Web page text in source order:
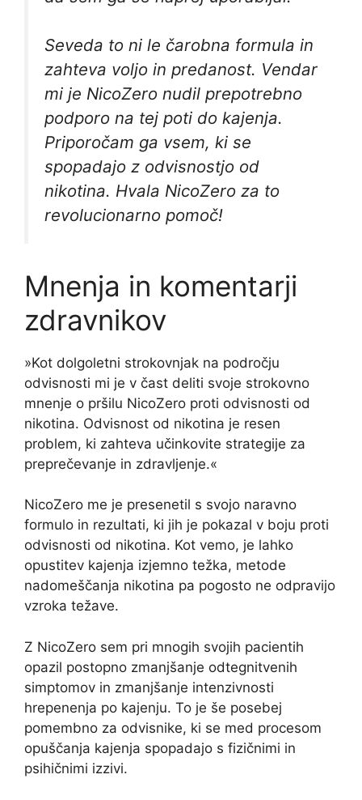
Seveda to ni le čarobna formula in
zahteva voljo in predanost. Vendar
mi je NicoZero nudil prepotrebno
podporo na tej poti do kajenja.
Priporočam ga vsem, ki se
spopadajo z odvisnostjo od
nikotina. Hvala NicoZero za to
revolucionarno pomoč!
Mnenja in komentarji
zdravnikov
»Kot dolgoletni strokovnjak na področju
odvisnosti mi je v čast deliti svoje strokovno
mnenje o pršilu NicoZero proti odvisnosti od
nikotina. Odvisnost od nikotina je resen
problem, ki zahteva učinkovite strategije za
preprečevanje in zdravljenje.«
NicoZero me je presenetil s svojo naravno
formulo in rezultati, ki jih je pokazal v boju proti
odvisnosti od nikotina. Kot vemo, je lahko
opustitev kajenja izjemno težka, metode
nadomeščanja nikotina pa pogosto ne odpravijo
vzroka težave.
Z NicoZero sem pri mnogih svojih pacientih
opazil postopno zmanjšanje odtegnitvenih
simptomov in zmanjšanje intenzivnosti
hrepenenja po kajenju. To je še posebej
pomembno za odvisnike, ki se med procesom
opuščanja kajenja spopadajo s fizičnimi in
psihičnimi izzivi.